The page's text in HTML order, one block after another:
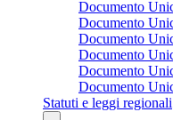
Documento
Documento
Documento
Documento
Documento
Documento
Statuti e leggi regionali